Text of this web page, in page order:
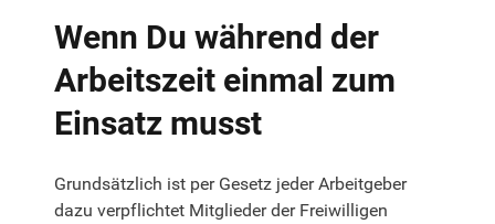
Wenn Du während der
Arbeitszeit einmal zum
Einsatz musst
Grundsätzlich ist per Gesetz jeder Arbeitgeber
dazu verpflichtet Mitglieder der Freiwilligen